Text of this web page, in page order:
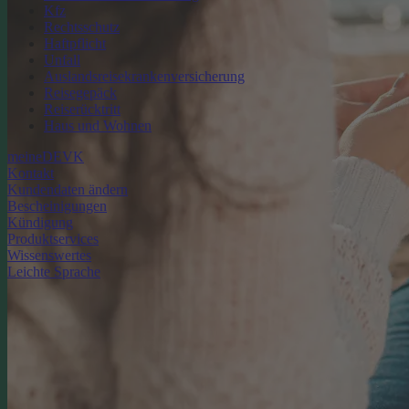
Kfz
Rechtsschutz
Haftpflicht
Unfall
Auslandsreisekrankenversicherung
Reisegepäck
Reiserücktritt
Haus und Wohnen
meineDEVK
Kontakt
Kundendaten ändern
Bescheinigungen
Kündigung
Produktservices
Wissenswertes
Leichte Sprache